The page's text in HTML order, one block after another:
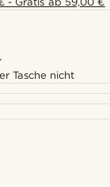
Tasche nicht